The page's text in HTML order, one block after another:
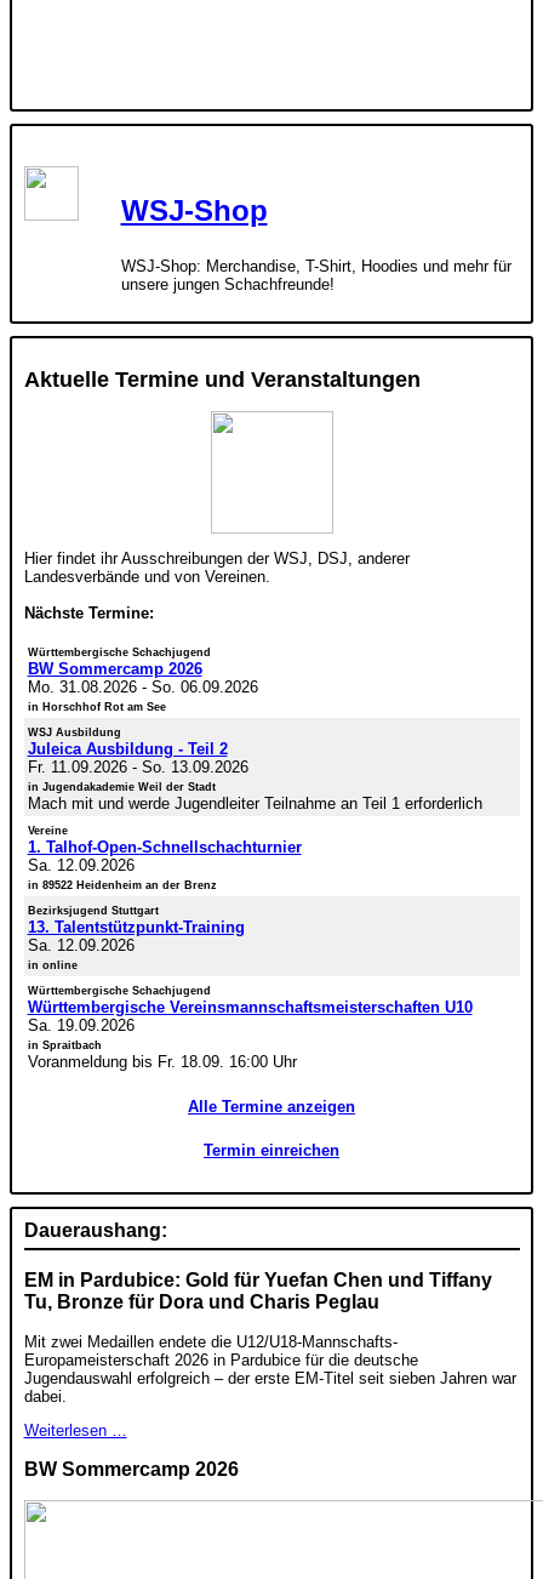
WSJ-Shop
WSJ-Shop: Merchandise, T-Shirt, Hoodies und mehr für
unsere jungen Schachfreunde!
Aktuelle Termine und Veranstaltungen
Hier findet ihr Ausschreibungen der WSJ, DSJ, anderer
Landesverbände und von Vereinen.
Nächste Termine:
Württembergische Schachjugend
BW Sommercamp 2026
Mo. 31.08.2026- So. 06.09.2026
in Horschhof Rot am See
WSJ Ausbildung
Juleica Ausbildung - Teil 2
Fr. 11.09.2026- So. 13.09.2026
in Jugendakademie Weil der Stadt
Mach mit und werde Jugendleiter Teilnahme an Teil 1 erforderlich
Vereine
1. Talhof-Open-Schnellschachturnier
Sa. 12.09.2026
in 89522 Heidenheim an der Brenz
Bezirksjugend Stuttgart
13. Talentstützpunkt-Training
Sa. 12.09.2026
in online
Württembergische Schachjugend
Württembergische Vereinsmannschaftsmeisterschaften U10
Sa. 19.09.2026
in Spraitbach
Voranmeldung bis Fr. 18.09. 16:00 Uhr
Alle Termine anzeigen
Termin einreichen
Daueraushang:
EM in Pardubice: Gold für Yuefan Chen und Tiffany
Tu, Bronze für Dora und Charis Peglau
Mit zwei Medaillen endete die U12/U18-Mannschafts-
Europameisterschaft 2026 in Pardubice für die deutsche
Jugendauswahl erfolgreich – der erste EM-Titel seit sieben Jahren war
dabei.
Weiterlesen …
BW Sommercamp 2026